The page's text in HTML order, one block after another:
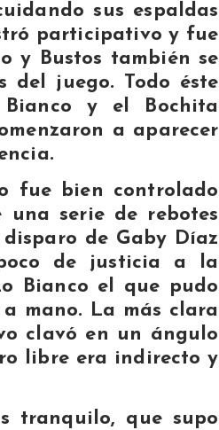
sus espaldas
participativo y fue
y Bustos también se
del juego. Todo éste
y el Bochita
a aparecer
fue bien controlado
serie de rebotes
de Gaby Díaz
de justicia a la
Bianco el que pudo
mano. La más clara
clavó en un ángulo
libre era indirecto y
tranquilo, que supo